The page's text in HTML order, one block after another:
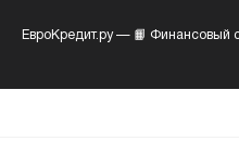
ЕвроКредит.ру— 📙 Финансовый